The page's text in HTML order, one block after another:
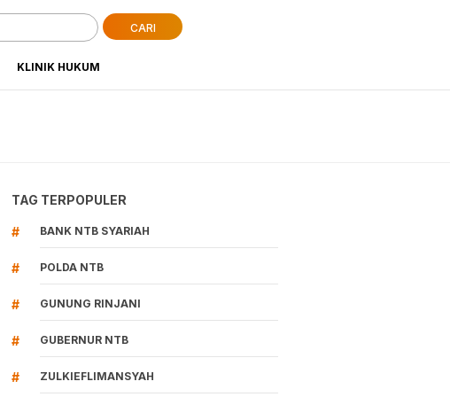
CARI
KLINIK HUKUM
TAG TERPOPULER
# BANK NTB SYARIAH
# POLDA NTB
# GUNUNG RINJANI
# GUBERNUR NTB
# ZULKIEFLIMANSYAH